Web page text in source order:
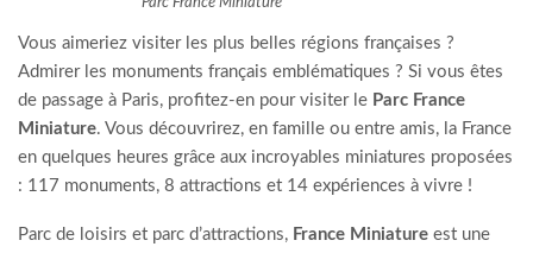
Vous aimeriez visiter les plus belles régions françaises ?
Admirer les monuments français emblématiques ? Si vous êtes
de passage à Paris, profitez-en pour visiter le Parc France
Miniature. Vous découvrirez, en famille ou entre amis, la France
en quelques heures grâce aux incroyables miniatures proposées
: 117 monuments, 8 attractions et 14 expériences à vivre !
Parc de loisirs et parc d’attractions, France Miniature est une